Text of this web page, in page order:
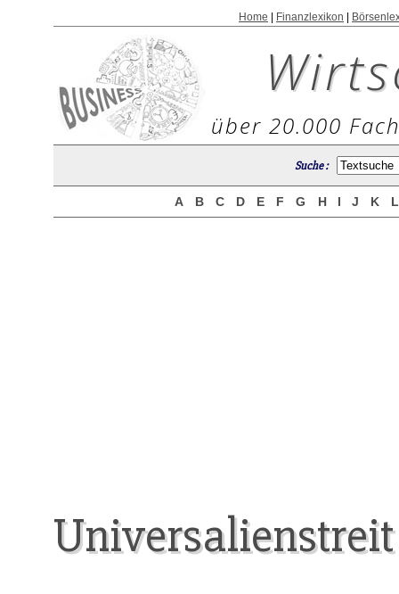
Home Finanzlexikon
über 20.000
Suche :
A B C D E F G H I J K
Universalienstreit